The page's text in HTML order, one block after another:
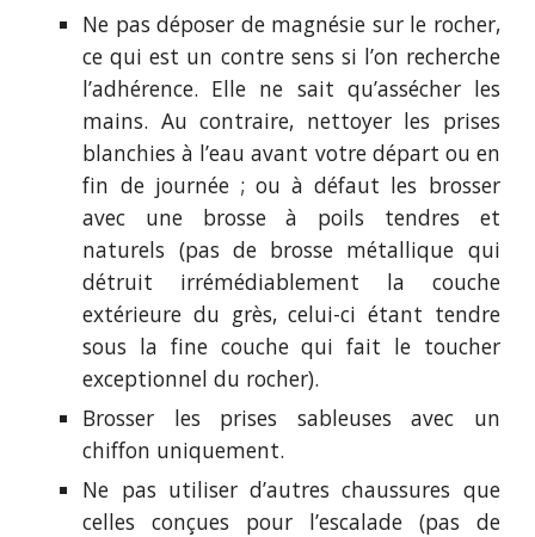
Ne pas déposer de magnésie sur le rocher,
ce qui est un contre sens si l’on recherche
l’adhérence. Elle ne sait qu’assécher les
mains. Au contraire, nettoyer les prises
blanchies à l’eau avant votre départ ou en
fin de journée ; ou à défaut les brosser
avec une brosse à poils tendres et
naturels (pas de brosse métallique qui
détruit irrémédiablement la couche
extérieure du grès, celui-ci étant tendre
sous la fine couche qui fait le toucher
exceptionnel du rocher).
Brosser les prises sableuses avec un
chiffon uniquement.
Ne pas utiliser d’autres chaussures que
celles conçues pour l’escalade (pas de